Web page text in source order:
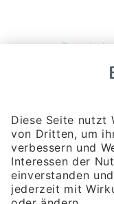
Bayerische
Rosenheimer Str.
81671 München
Tel:+49 180
(Festnetz 14 ct/min,